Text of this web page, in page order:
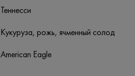
Теннесси
Кукуруза, рожь, ячменный солод
American Eagle